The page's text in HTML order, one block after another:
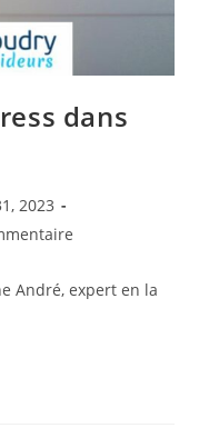
dans
2023
André, expert en la